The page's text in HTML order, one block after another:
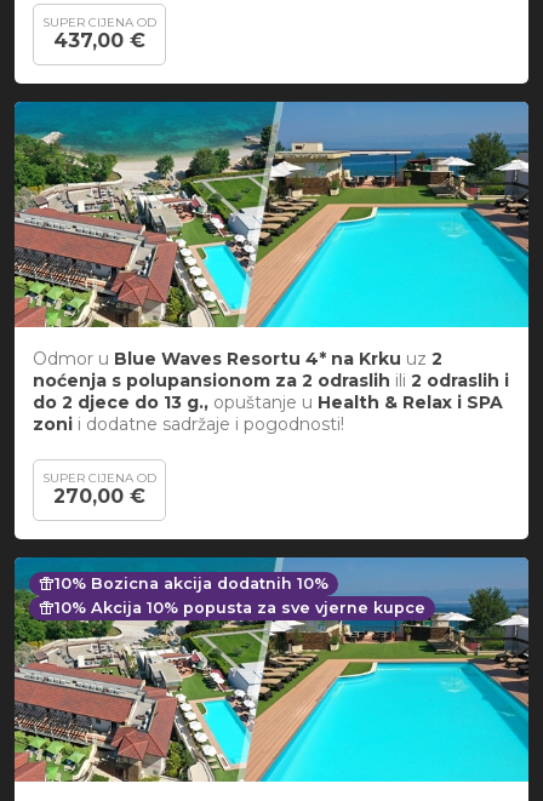
SUPER CIJENA OD
437,00 €
Odmor u Blue Waves Resortu 4* na Krku uz 2
noćenja s polupansionom za 2 odraslih ili 2 odraslih i
do 2 djece do 13 g., opuštanje u Health & Relax i SPA
zoni i dodatne sadržaje i pogodnosti!
SUPER CIJENA OD
270,00 €
featured_seasonal_and_gifts10% Bozicna akcija dodatnih 10%
featured_seasonal_and_gifts10% Akcija 10% popusta za sve vjerne kupce